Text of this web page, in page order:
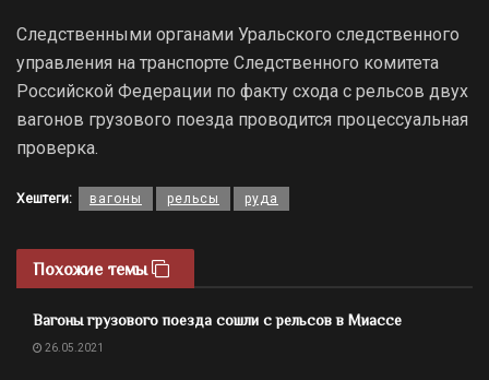
Следственными органами Уральского следственного
управления на транспорте Следственного комитета
Российской Федерации по факту схода с рельсов двух
вагонов грузового поезда проводится процессуальная
проверка.
Хештеги: вагоны рельсы руда
Похожие темы
Вагоны грузового поезда сошли с рельсов в Миассе
26.05.2021